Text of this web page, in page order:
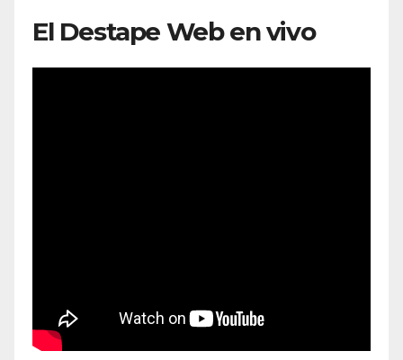
El Destape Web en vivo